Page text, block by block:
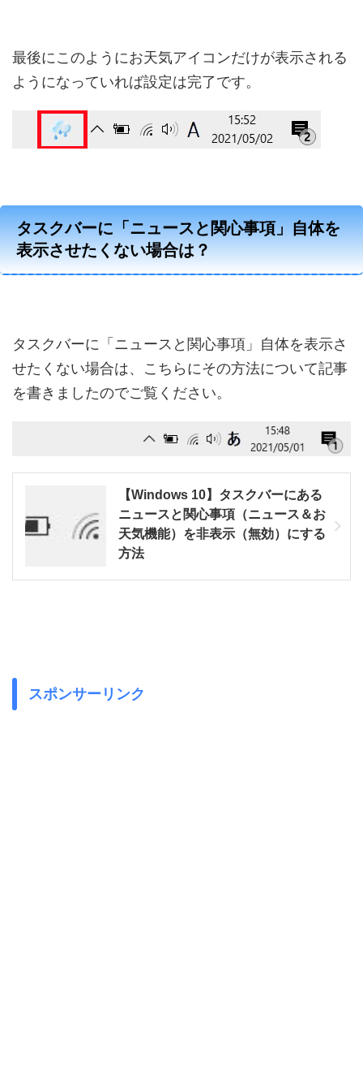
最後にこのようにお天気アイコンだけが表示される
ようになっていれば設定は完了です。
タスクバーに「ニュースと関心事項」自体を
表示させたくない場合は？
タスクバーに「ニュースと関心事項」自体を表示さ
せたくない場合は、こちらにその方法について記事
を書きましたのでご覧ください。
【Windows 10】タスクバーにある
ニュースと関心事項（ニュース＆お
天気機能）を非表示（無効）にする
方法
スポンサーリンク